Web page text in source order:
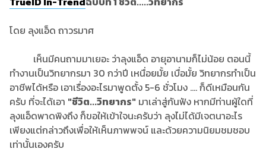
โดย ลุงแอ็ด ถาวรมาศ
เห็นมีคนถามมาเยอะ ว่าลุงแอ็ด อายุอานามก็ไม่น้อย ตอนนี้
ทำงานเป็นวิทยากรมา 30 กว่าปี เหนื่อยมั้ย เบื่อมั้ย วิทยากรทำเป็น
อาชีพได้หรือ เอาเรื่องอะไรมาพูดตั้ง 5-6 ชั่วโมง .... ก็ดีเหมือนกัน
ครับ ที่จะได้เอา "ชีวิต...วิทยากร" มาเล่าสู่กันฟัง หากมีท่านผู้ใดที่
ลุงแอ็ดพาดพิงถึง ก็ขอให้เข้าใจนะครับว่า ลุงไม่ได้มีเจตนาอะไร
เพียงแต่กล่าวถึงเพื่อให้เห็นภาพพจน์ และด้วยความนิยมชมชอบ
เท่านั้นเองครับ